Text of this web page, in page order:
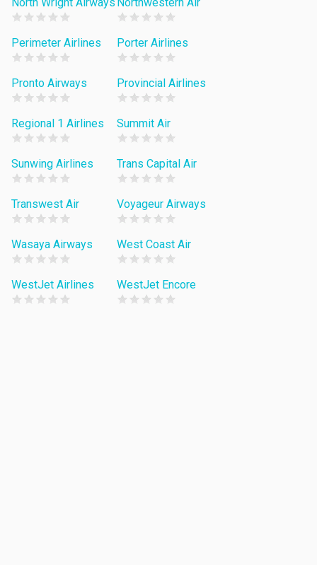
Perimeter Airlines Porter Airlines
Pronto Airways Provincial Airlines
Regional 1 Airlines Summit Air
Sunwing Airlines Trans Capital Air
Transwest Air Voyageur Airways
Wasaya Airways West Coast Air
WestJet Airlines WestJet Encore